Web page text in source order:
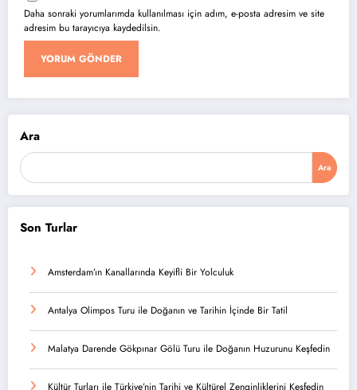
Daha sonraki yorumlarımda kullanılması için adım, e-posta adresim ve site
adresim bu tarayıcıya kaydedilsin.
Ara
Ara
Son Turlar
Amsterdam’ın Kanallarında Keyifli Bir Yolculuk
Antalya Olimpos Turu ile Doğanın ve Tarihin İçinde Bir Tatil
Malatya Darende Gökpınar Gölü Turu ile Doğanın Huzurunu Keşfedin
Kültür Turları ile Türkiye’nin Tarihi ve Kültürel Zenginliklerini Keşfedin